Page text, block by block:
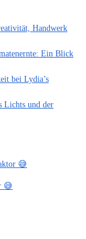
Handwerk
Ein Blick
bei Lydia’s
Lichts und der
😅
😅